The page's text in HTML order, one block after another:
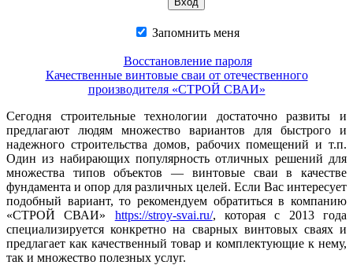
Запомнить меня
Восстановление пароля
Качественные винтовые сваи от отечественного
производителя «СТРОЙ СВАИ»
Сегодня строительные технологии достаточно развиты и
предлагают людям множество вариантов для быстрого и
надежного строительства домов, рабочих помещений и т.п.
Один из набирающих популярность отличных решений для
множества типов объектов — винтовые сваи в качестве
фундамента и опор для различных целей. Если Вас интересует
подобный вариант, то рекомендуем обратиться в компанию
«СТРОЙ СВАИ» https://stroy-svai.ru/, которая с 2013 года
специализируется конкретно на сварных винтовых сваяхи
предлагает как качественный товар и комплектующие к нему,
так и множество полезных услуг.